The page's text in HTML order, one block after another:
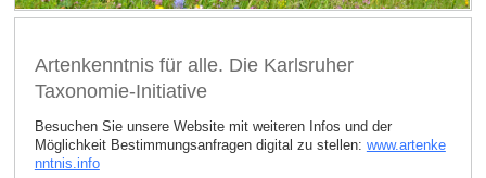
Artenkenntnis für alle. Die Karlsruher
Taxonomie-Initiative
Besuchen Sie unsere Website mit weiteren Infos und der
Möglichkeit Bestimmungsanfragen digital zu stellen: www.artenke
nntnis.info